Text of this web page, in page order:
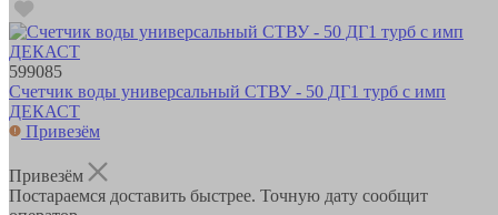
599085
Счетчик воды универсальный СТВУ - 50 ДГ1 турб с имп
ДЕКАСТ
Привезём
Привезём
Постараемся доставить быстрее. Точную дату сообщит